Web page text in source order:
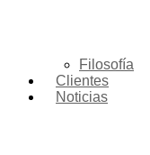
Filosofía
Clientes
Noticias